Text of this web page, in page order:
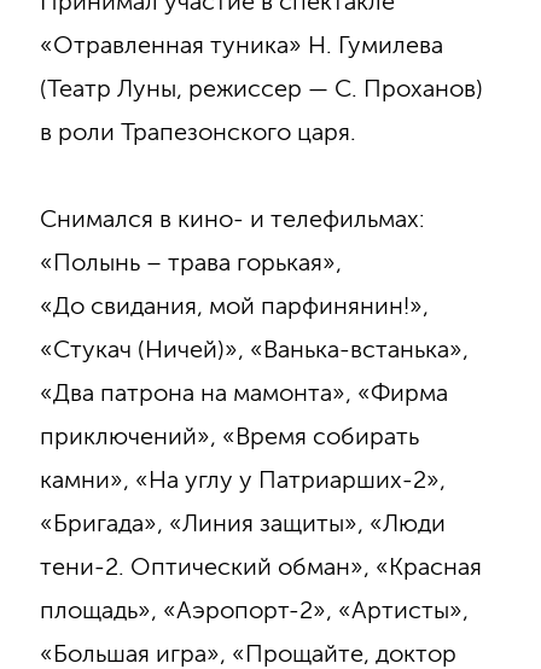
«Отравленная туника» Н. Гумилева
(Театр Луны, режиссер — С. Проханов)
в роли Трапезонского царя.
Снимался в кино- и телефильмах:
«Полынь – трава горькая»,
«До свидания, мой парфинянин!»,
«Стукач (Ничей)», «Ванька-встанька»,
«Два патрона на мамонта», «Фирма
приключений», «Время собирать
камни», «На углу у Патриарших-2»,
«Бригада», «Линия защиты», «Люди
тени-2. Оптический обман», «Красная
площадь», «Аэропорт-2», «Артисты»,
«Большая игра», «Прощайте, доктор